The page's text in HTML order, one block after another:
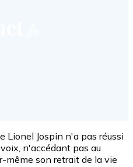
Lionel Jospin n'a pas réussi
n'accédant pas au
même son retrait de la vie